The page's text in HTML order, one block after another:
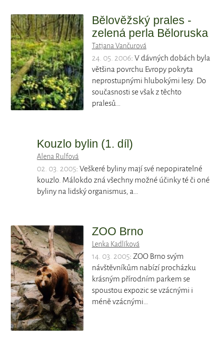
Bělověžský prales -
zelená perla Běloruska
Tatjana Vančurová
24. 05. 2006: V dávných dobách byla
většina povrchu Evropy pokryta
neprostupnými hlubokými lesy. Do
současnosti se však z těchto
pralesů…
Kouzlo bylin (1. díl)
Alena Rulfová
02. 03. 2005: Veškeré byliny mají své nepopiratelné
kouzlo. Málokdo zná všechny možné účinky té či oné
byliny na lidský organismus, a…
ZOO Brno
Lenka Kadlíková
14. 03. 2005: ZOO Brno svým
návštěvníkům nabízí procházku
krásným přírodním parkem se
spoustou expozic se vzácnými i
méně vzácnými…